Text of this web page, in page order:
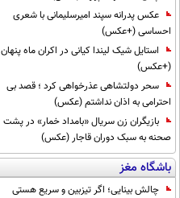
عکس پدرانه سپند امیرسلیمانی با شعری
احساسی (+عکس)
استایل شیک لیندا کیانی در اکران ماه پنهان
(+عکس)
سحر دولتشاهی عذرخواهی کرد ؛ قصد بی
احترامی به اذان نداشتم (عکس)
بازیگران زن سریال «بامداد خمار» در پشت
صحنه به سبک دوران قاجار (عکس)
باشگاه مغز
چالش بینایی؛ اگر تیزبین و سریع هستی